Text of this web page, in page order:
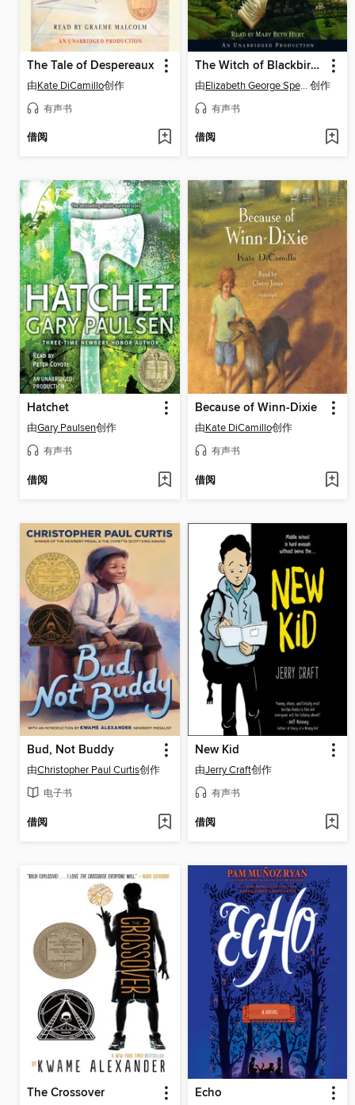
The Tale of Despereaux
由Kate DiCamillo创作
有声书
借阅
The Witch of Blackbird Pond
由 Elizabeth George Speare 创作
有声书
借阅
Hatchet
由Gary Paulsen创作
有声书
借阅
Because of Winn-Dixie
由Kate DiCamillo创作
有声书
借阅
Bud, Not Buddy
由Christopher Paul Curtis创作
电子书
借阅
New Kid
由Jerry Craft创作
有声书
借阅
The Crossover Echo